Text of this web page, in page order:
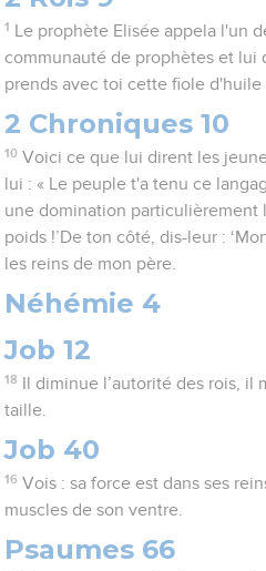
1
Le prophète Elisée appela l'un
communauté de prophètes et lui
prends avec toi cette fiole d'huile
2 Chroniques 10
10 Voici ce que lui dirent les
lui : « Le peuple t'a tenu ce
une domination particulièrement
poids !’De ton côté, dis-leur :
les reins de mon père.
Néhémie 4
Job 12
18
Il diminue l’autorité des rois,
taille.
Job 40
16 Vois : sa force est dans ses
muscles de son ventre.
Psaumes 66